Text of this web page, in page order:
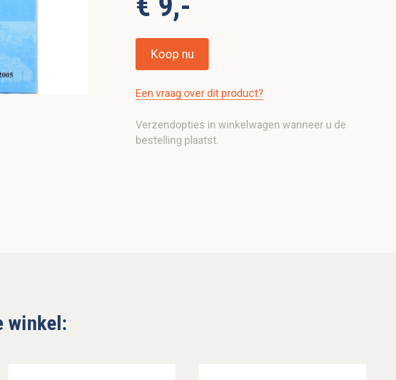
Koop nu
Een vraag over dit product?
Verzendopties in winkelwagen wanneer u de
bestelling plaatst.
winkel: